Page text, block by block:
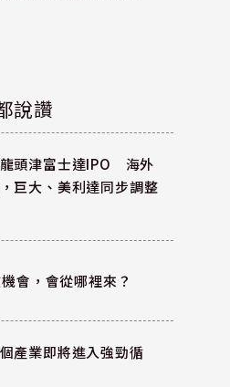
說讚
頭津富士達IPO 海外
巨大、美利達同步調整
會，會從哪裡來？
產業即將進入強勁循